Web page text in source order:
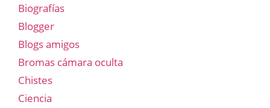
Biografías
Blogger
Blogs amigos
Bromas cámara oculta
Chistes
Ciencia